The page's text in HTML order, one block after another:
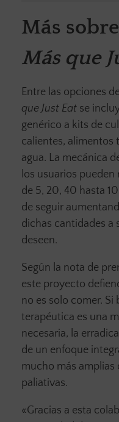
Más
Más que
Entre las opciones
que Just Eat se
genérico a kits de
calientes, alimentos
agua. La mecánica
los usuarios
de 5, 20, 40 hasta
de seguir
dichas cantidades a
deseen.
Según la nota de
este proyecto
no es solo comer.
terapéutica es una
necesaria, la
de un enfoque
mucho más amplias
paliativas.
«Gracias a esta